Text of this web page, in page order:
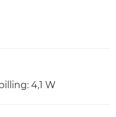
4,1 W